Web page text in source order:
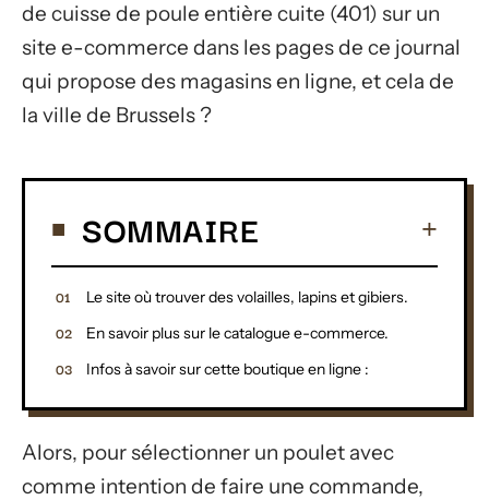
de cuisse de poule entière cuite (401) sur un
site e-commerce dans les pages de ce journal
qui propose des magasins en ligne, et cela de
la ville de Brussels ?
SOMMAIRE
Le site où trouver des volailles, lapins et gibiers.
En savoir plus sur le catalogue e-commerce.
Infos à savoir sur cette boutique en ligne :
Alors, pour sélectionner un poulet avec
comme intention de faire une commande,